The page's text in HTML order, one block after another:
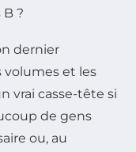
?
dernier
volumes et les
vrai casse-tête si
de gens
ou, au